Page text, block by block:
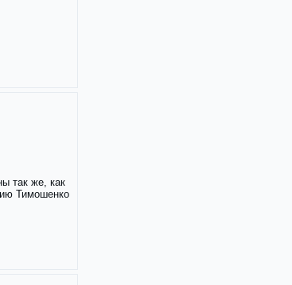
так же, как
Тимошенко